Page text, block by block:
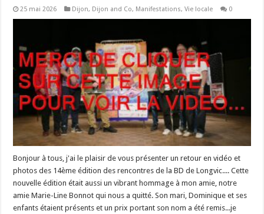
25 mai 2026 Dijon, Dijon and Co, Manifestations,Vie locale 0
Bonjour à tous, j'ai le plaisir de vous présenter un retour en vidéo et
photos des 14ème édition des rencontres de la BD de Longvic.... Cette
nouvelle édition était aussi un vibrant hommage à mon amie, notre
amie Marie-Line Bonnot qui nous a quitté. Son mari, Dominique et ses
enfants étaient présents et un prix portant son nom a été remis...je